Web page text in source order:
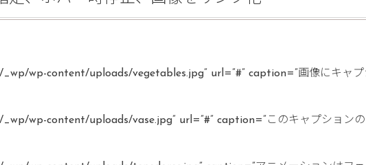
wp-content/uploads/vegetables.jpg” url=”#” caption=”画像にキャ
wp-content/uploads/vase.jpg” url=”#” caption=”このキャプション